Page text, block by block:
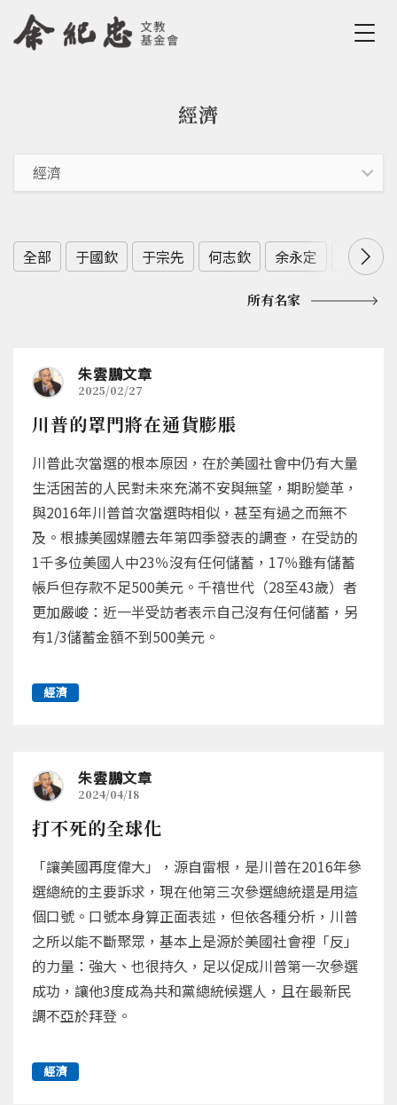
Jump to Navigation
Jump to Main content
經濟
全部 于國欽 于宗先 何志欽 余永定 余範英
所有名家
朱雲鵬文章
2025/02/27
川普的罩門將在通貨膨脹
川普此次當選的根本原因，在於美國社會中仍有大量
生活困苦的人民對未來充滿不安與無望，期盼變革，
與2016年川普首次當選時相似，甚至有過之而無不
及。根據美國媒體去年第四季發表的調查，在受訪的
1千多位美國人中23％沒有任何儲蓄，17％雖有儲蓄
帳戶但存款不足500美元。千禧世代（28至43歲）者
更加嚴峻：近一半受訪者表示自己沒有任何儲蓄，另
有1/3儲蓄金額不到500美元。
經濟
朱雲鵬文章
2024/04/18
打不死的全球化
「讓美國再度偉大」，源自雷根，是川普在2016年參
選總統的主要訴求，現在他第三次參選總統還是用這
個口號。口號本身算正面表述，但依各種分析，川普
之所以能不斷聚眾，基本上是源於美國社會裡「反」
的力量：強大、也很持久，足以促成川普第一次參選
成功，讓他3度成為共和黨總統候選人，且在最新民
調不亞於拜登。
經濟